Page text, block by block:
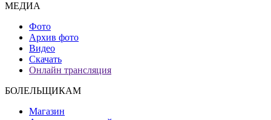
МЕДИА
Фото
Архив фото
Видео
Скачать
Онлайн трансляция
БОЛЕЛЬЩИКАМ
Магазин